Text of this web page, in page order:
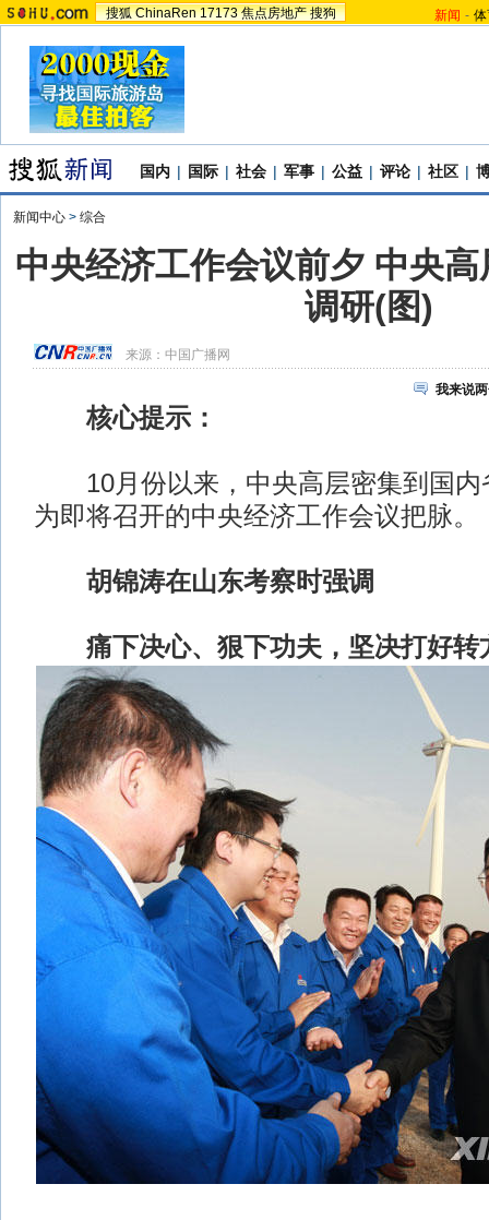
搜狐 ChinaRen 17173 焦点房地产 搜狗 新闻 -
国内 | 国际 | 社会 | 军事 | 公益 | 评论 | 社区 |
新闻中心 > 综合
中央经济工作会议前夕 中央
调研(图)
来源： 中国广播网
我来说
核心提示：
10月份以来，中央高层密集到国内
为即将召开的中央经济工作会议把脉。
胡锦涛在山东考察时强调
痛下决心、狠下功夫，坚决打好转